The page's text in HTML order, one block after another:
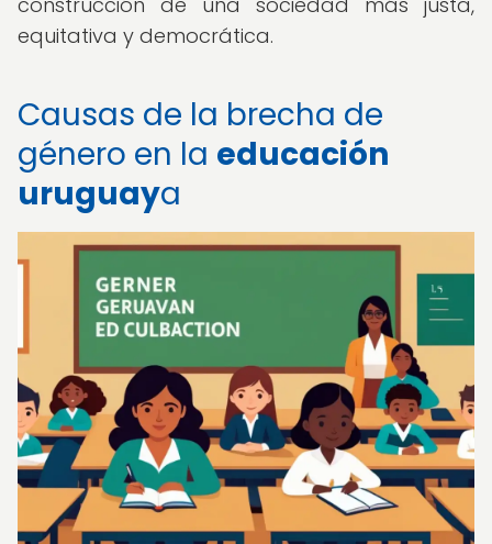
equitativa y democrática.
Causas de la brecha de
género en la educación
uruguaya